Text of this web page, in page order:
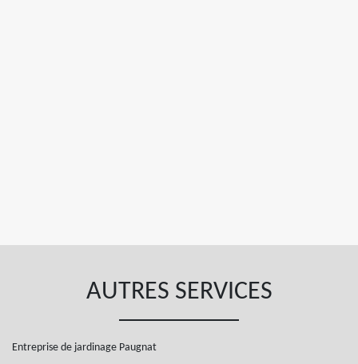
AUTRES SERVICES
Entreprise de jardinage Paugnat